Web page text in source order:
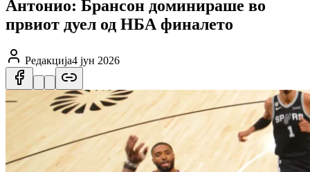
Антонио: Брансон доминираше во
првиот дуел од НБА финалето
Редакција4 јун 2026